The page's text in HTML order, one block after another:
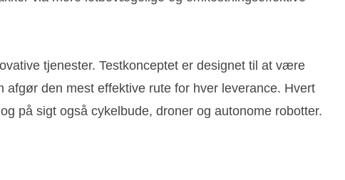
tjenester. Testkonceptet er designet til at være
den mest effektive rute for hver leverance. Hvert
på sigt også cykelbude, droner og autonome robotter.